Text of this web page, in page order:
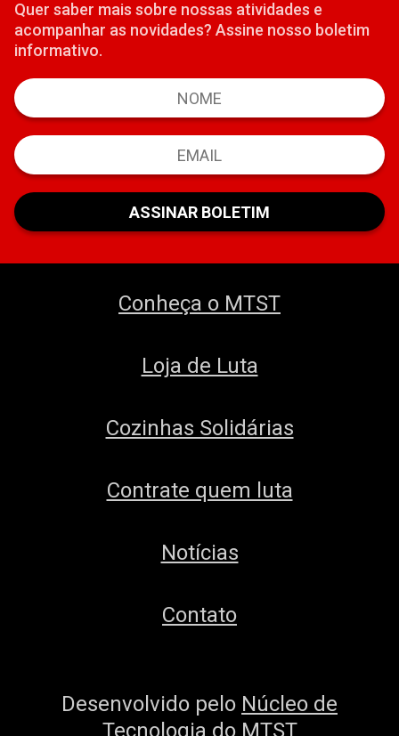
Quer saber mais sobre nossas atividades e
acompanhar as novidades? Assine nosso boletim
informativo.
Conheça o MTST
Loja de Luta
Cozinhas Solidárias
Contrate quem luta
Notícias
Contato
Desenvolvido pelo Núcleo de
Tecnologia do MTST